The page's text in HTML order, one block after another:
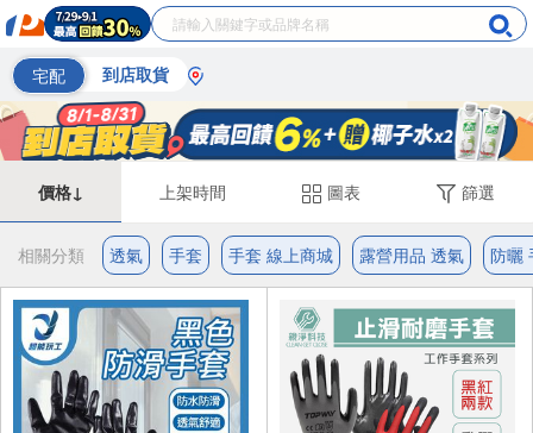
宅配 到店取貨
價格↓ 上架時間 圖表 篩選
相關分類 透氣 手套 手套 線上商城 露營用品 透氣 防曬